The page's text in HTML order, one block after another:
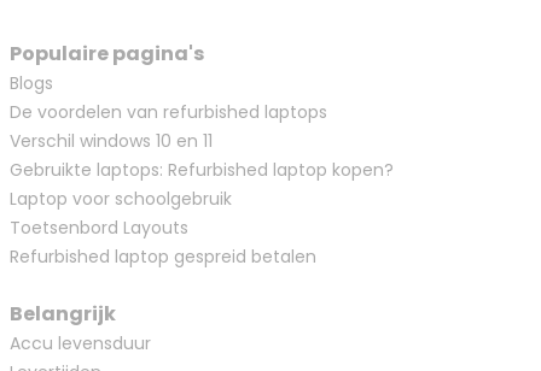
Populaire pagina's
Blogs
De voordelen van refurbished laptops
Verschil windows 10 en 11
Gebruikte laptops: Refurbished laptop kopen?
Laptop voor schoolgebruik
Toetsenbord Layouts
Refurbished laptop gespreid betalen
Belangrijk
Accu levensduur